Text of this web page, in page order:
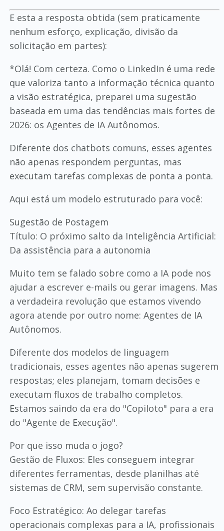
E esta a resposta obtida (sem praticamente
nenhum esforço, explicação, divisão da
solicitação em partes):
*Olá! Com certeza. Como o LinkedIn é uma rede
que valoriza tanto a informação técnica quanto
a visão estratégica, preparei uma sugestão
baseada em uma das tendências mais fortes de
2026: os Agentes de IA Autônomos.
Diferente dos chatbots comuns, esses agentes
não apenas respondem perguntas, mas
executam tarefas complexas de ponta a ponta.
Aqui está um modelo estruturado para você:
Sugestão de Postagem
Título: O próximo salto da Inteligência Artificial:
Da assistência para a autonomia
Muito tem se falado sobre como a IA pode nos
ajudar a escrever e-mails ou gerar imagens. Mas
a verdadeira revolução que estamos vivendo
agora atende por outro nome: Agentes de IA
Autônomos.
Diferente dos modelos de linguagem
tradicionais, esses agentes não apenas sugerem
respostas; eles planejam, tomam decisões e
executam fluxos de trabalho completos.
Estamos saindo da era do "Copiloto" para a era
do "Agente de Execução".
Por que isso muda o jogo?
Gestão de Fluxos: Eles conseguem integrar
diferentes ferramentas, desde planilhas até
sistemas de CRM, sem supervisão constante.
Foco Estratégico: Ao delegar tarefas
operacionais complexas para a IA, profissionais